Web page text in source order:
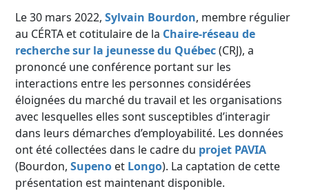
Le 30 mars 2022, Sylvain Bourdon, membre régulier
au CÉRTA et cotitulaire de la Chaire-réseau de
recherche sur la jeunesse du Québec(CRJ), a
prononcé une conférence portant sur les
interactions entre les personnes considérées
éloignées du marché du travail et les organisations
avec lesquelles elles sont susceptibles d’interagir
dans leurs démarches d’employabilité. Les données
ont été collectées dans le cadre du projet PAVIA
(Bourdon, Supeno et Longo). La captation de cette
présentation est maintenant disponible.